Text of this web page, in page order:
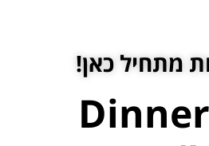
מתחיל כאן!
ארוחה בשמיים (Dinner